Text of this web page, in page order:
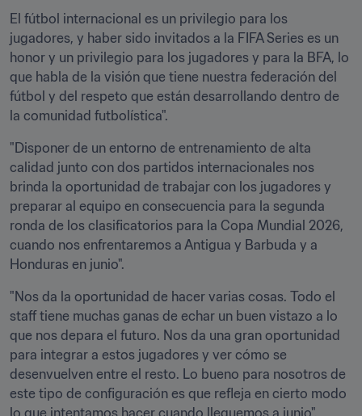
El fútbol internacional es un privilegio para los
jugadores, y haber sido invitados a la FIFA Series es un
honor y un privilegio para los jugadores y para la BFA, lo
que habla de la visión que tiene nuestra federación del
fútbol y del respeto que están desarrollando dentro de
la comunidad futbolística".
"Disponer de un entorno de entrenamiento de alta
calidad junto con dos partidos internacionales nos
brinda la oportunidad de trabajar con los jugadores y
preparar al equipo en consecuencia para la segunda
ronda de los clasificatorios para la Copa Mundial 2026,
cuando nos enfrentaremos a Antigua y Barbuda y a
Honduras en junio".
"Nos da la oportunidad de hacer varias cosas. Todo el
staff tiene muchas ganas de echar un buen vistazo a lo
que nos depara el futuro. Nos da una gran oportunidad
para integrar a estos jugadores y ver cómo se
desenvuelven entre el resto. Lo bueno para nosotros de
este tipo de configuración es que refleja en cierto modo
lo que intentamos hacer cuando lleguemos a junio".